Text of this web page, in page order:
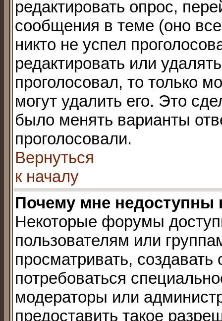
редактировать опрос,
сообщения в теме (оно
никто не успел
редактировать или
проголосовал, то только
могут удалить его. Это
было менять варианты
проголосовали.
Вернуться
к началу
Почему мне
Некоторые форумы
пользователям или
просматривать,
потребоваться
модераторы или
предоставить такое